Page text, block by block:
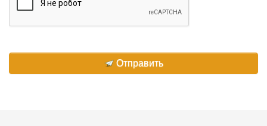
Отправить